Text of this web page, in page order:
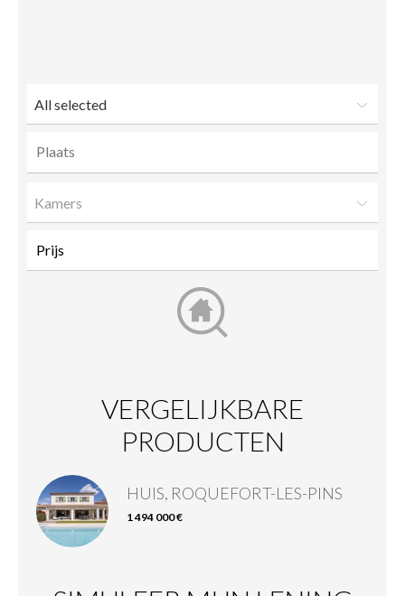
All selected
Kamers
VERGELIJKBARE
PRODUCTEN
HUIS, ROQUEFORT-LES-PINS
1 494 000 €